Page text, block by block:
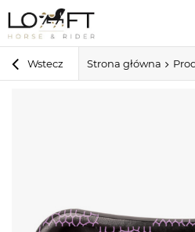
Wstecz Strona główna